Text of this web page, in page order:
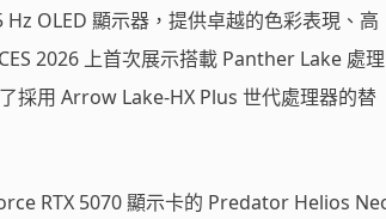
OLED 顯示器，提供卓越的色彩表現、高
2026 上首次展示搭載 Panther Lake 處理
採用 Arrow Lake-HX Plus 世代處理器的替
RTX 5070 顯示卡的 Predator Helios